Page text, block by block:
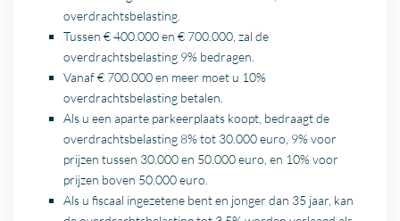
overdrachtsbelasting.
Tussen € 400.000 en € 700.000, zal de
overdrachtsbelasting 9% bedragen.
Vanaf € 700.000 en meer moet u 10%
overdrachtsbelasting betalen.
Als u een aparte parkeerplaats koopt, bedraagt de
overdrachtsbelasting 8% tot 30.000 euro, 9% voor
prijzen tussen 30.000 en 50.000 euro, en 10% voor
prijzen boven 50.000 euro.
Als u fiscaal ingezetene bent en jonger dan 35 jaar, kan